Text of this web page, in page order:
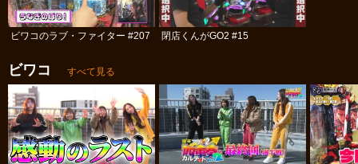
ビワコのラブ・ファイター #207 閉店くんがGO2 #15
ビワコ すべて見る